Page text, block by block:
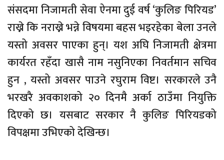
संसदमा निजामती सेवा ऐनमा दुई वर्ष ‘कुलिङ पिरियड’
राख्ने कि नराख्ने भन्ने विषयमा बहस भइरहेका बेला उनले
यस्तो अवसर पाएका हुन्। यश अघि निजामती क्षेत्रमा
कार्यरत रहँदा खासै नाम नसुनिएका निवर्तमान सचिव
हुन , यस्तो अवसर पाउने रघुराम विष्ट। सरकारले उनै
भरखरै अवकाशको २० दिनमै अर्का ठाउँमा नियुक्ति
दिएको छ। यसबाट सरकार नै कुलिङ पिरियडको
विपक्षमा उभिएको देखिन्छ।